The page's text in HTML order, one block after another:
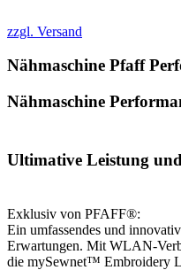
zzgl. Versand
Nähmaschine Pfaff
Nähmaschine
Ultimative Leistung
Exklusiv von PFAFF®:
Ein umfassendes und
Erwartungen. Mit WLAN-
die mySewnet™ Embroidery